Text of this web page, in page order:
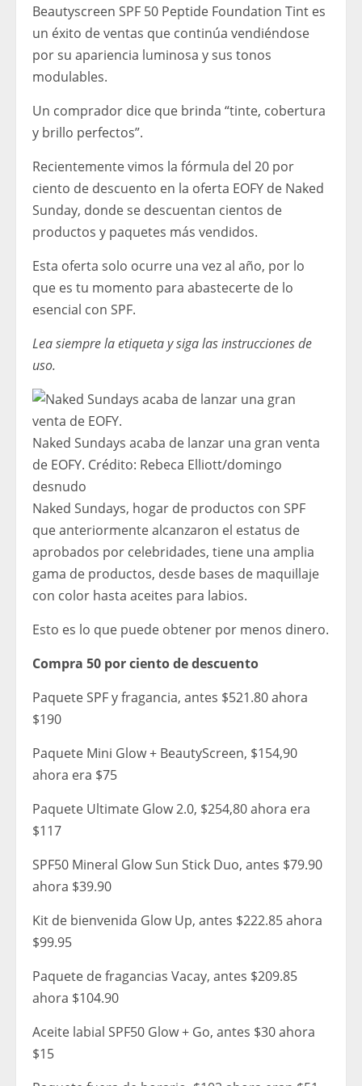
Beautyscreen SPF 50 Peptide Foundation Tint es
un éxito de ventas que continúa vendiéndose
por su apariencia luminosa y sus tonos
modulables.
Un comprador dice que brinda “tinte, cobertura
y brillo perfectos”.
Recientemente vimos la fórmula del 20 por
ciento de descuento en la oferta EOFY de Naked
Sunday, donde se descuentan cientos de
productos y paquetes más vendidos.
Esta oferta solo ocurre una vez al año, por lo
que es tu momento para abastecerte de lo
esencial con SPF.
Lea siempre la etiqueta y siga las instrucciones de
uso.
Naked Sundays acaba de lanzar una gran venta
de EOFY. Crédito: Rebeca Elliott/domingo
desnudo
Naked Sundays, hogar de productos con SPF
que anteriormente alcanzaron el estatus de
aprobados por celebridades, tiene una amplia
gama de productos, desde bases de maquillaje
con color hasta aceites para labios.
Esto es lo que puede obtener por menos dinero.
Compra 50 por ciento de descuento
Paquete SPF y fragancia, antes $521.80 ahora
$190
Paquete Mini Glow + BeautyScreen, $154,90
ahora era $75
Paquete Ultimate Glow 2.0, $254,80 ahora era
$117
SPF50 Mineral Glow Sun Stick Duo, antes $79.90
ahora $39.90
Kit de bienvenida Glow Up, antes $222.85 ahora
$99.95
Paquete de fragancias Vacay, antes $209.85
ahora $104.90
Aceite labial SPF50 Glow + Go, antes $30 ahora
$15